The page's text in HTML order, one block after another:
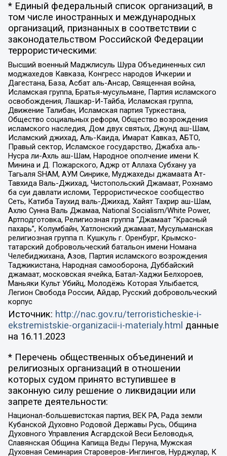
* Единый федеральный список организаций, в
том числе иностранных и международных
организаций, признанных в соответствии с
законодательством Российской Федерации
террористическими:
Высший военный Маджлисуль Шура Объединенных сил
моджахедов Кавказа, Конгресс народов Ичкерии и
Дагестана, База, Асбат аль-Ансар, Священная война,
Исламская группа, Братья-мусульмане, Партия исламского
освобождения, Лашкар-И-Тайба, Исламская группа,
Движение Талибан, Исламская партия Туркестана,
Общество социальных реформ, Общество возрождения
исламского наследия, Дом двух святых, Джунд аш-Шам,
Исламский джихад, Аль-Каида, Имарат Кавказ, АБТО,
Правый сектор, Исламское государство, Джабха аль-
Нусра ли-Ахль аш-Шам, Народное ополчение имени К.
Минина и Д. Пожарского, Аджр от Аллаха Субхану уа
Тагьаля SHAM, АУМ Синрике, Муджахеды джамаата Ат-
Тавхида Валь-Джихад, Чистопольский Джамаат, Рохнамо
ба суи давлати исломи, Террористическое сообщество
Сеть, Катиба Таухид валь-Джихад, Хайят Тахрир аш-Шам,
Ахлю Сунна Валь Джамаа, National Socialism/White Power,
Артподготовка, Религиозная группа “Джамаат “Красный
пахарь”, Колумбайн, Хатлонский джамаат, Мусульманская
религиозная группа п. Кушкуль г. Оренбург, Крымско-
татарский добровольческий батальон имени Номана
Челебиджихана, Азов, Партия исламского возрождения
Таджикистана, Народная самооборона, Дуббайский
джамаат, московская ячейка, Батал-Хаджи Белхороев,
Маньяки Культ Убийц, Молодёжь Которая Улыбается,
Легион Свобода России, Айдар, Русский добровольческий
корпус
Источник: http://nac.gov.ru/terroristicheskie-i-
ekstremistskie-organizacii-i-materialy.html данные
на 16.11.2023
* Перечень общественных объединений и
религиозных организаций в отношении
которых судом принято вступившее в
законную силу решение о ликвидации или
запрете деятельности:
Национал-большевистская партия, ВЕК РА, Рада земли
Кубанской Духовно Родовой Державы Русь, Община
Духовного Управления Асгардской Веси Беловодья,
Славянская Община Капища Веды Перуна, Мужская
Духовная Семинария Староверов-Инглингов, Нурджулар, К